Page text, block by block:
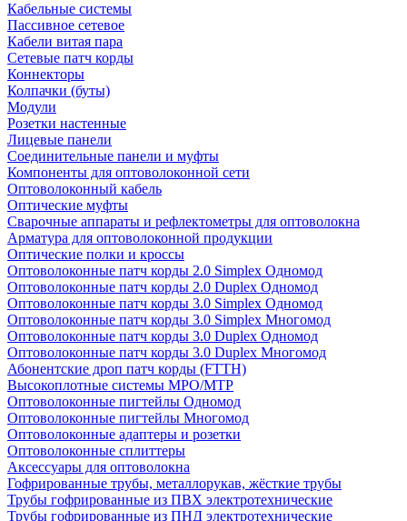
Кабельные системы
Пассивное сетевое
Кабели витая пара
Сетевые патч корды
Коннекторы
Колпачки (буты)
Модули
Розетки настенные
Лицевые панели
Соединительные панели и муфты
Компоненты для оптоволоконной сети
Оптоволоконный кабель
Оптические муфты
Сварочные аппараты и рефлектометры для оптоволокна
Арматура для оптоволоконной продукции
Оптические полки и кроссы
Оптоволоконные патч корды 2.0 Simplex Одномод
Оптоволоконные патч корды 2.0 Duplex Одномод
Оптоволоконные патч корды 3.0 Simplex Одномод
Оптоволоконные патч корды 3.0 Simplex Многомод
Оптоволоконные патч корды 3.0 Duplex Одномод
Оптоволоконные патч корды 3.0 Duplex Многомод
Абонентские дроп патч корды (FTTH)
Высокоплотные системы MPO/MTP
Оптоволоконные пигтейлы Одномод
Оптоволоконные пигтейлы Многомод
Оптоволоконные адаптеры и розетки
Оптоволоконные сплиттеры
Аксессуары для оптоволокна
Гофрированные трубы, металлорукав, жёсткие трубы
Трубы гофрированные из ПВХ электротехнические
Трубы гофрированные из ПНД электротехнические